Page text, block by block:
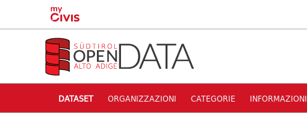
Skip to main content
DATASET ORGANIZZAZIONI CATEGORIE INFORMAZIONI